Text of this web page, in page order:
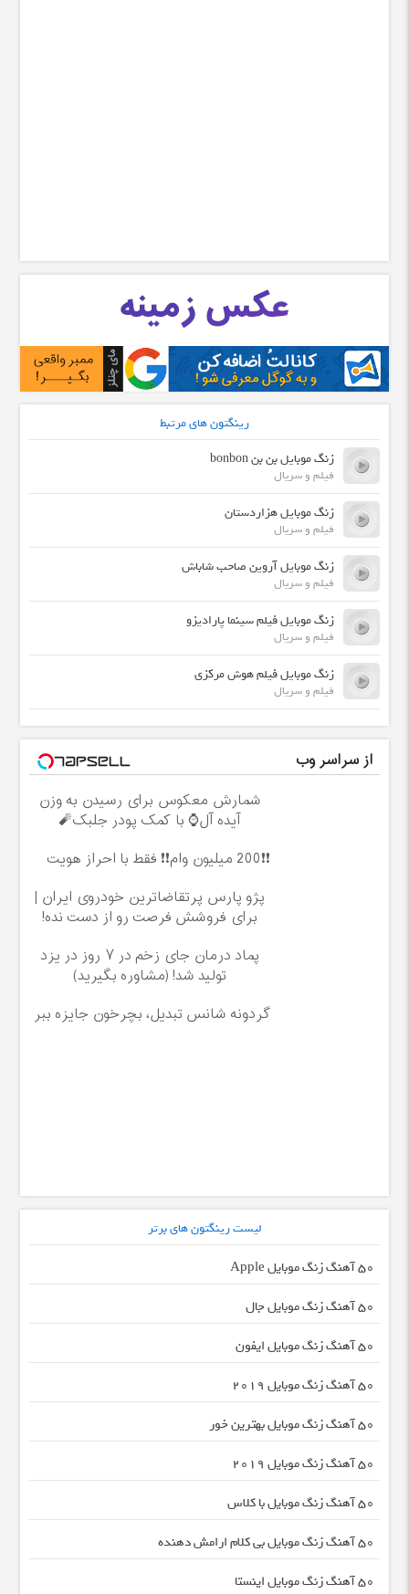
رینگتون های مرتبط
زنگ موبایل بن بن bonbon
فیلم و سریال
زنگ موبایل هزاردستان
فیلم و سریال
زنگ موبایل آروین صاحب شاباش
فیلم و سریال
زنگ موبایل فیلم سینما پارادیزو
فیلم و سریال
زنگ موبایل فیلم هوش مرکزی
فیلم و سریال
از سراسر وب
شمارش معکوس برای رسیدن به وزن
آیده آل⌚ با کمک پودر جلبک🧨
❗❗200 میلیون وام❗❗ فقط با احراز هویت
پژو پارس پرتقاضاترین خودروی ایران |
برای فروشش فرصت رو از دست نده!
پماد درمان جای زخم در ۷ روز در یزد
تولید شد! (مشاوره بگیرید)
گردونه شانس تبدیل، بچرخون جایزه ببر
لیست رینگتون های برتر
50 آهنگ زنگ موبایل Apple
50 آهنگ زنگ موبایل جال
50 آهنگ زنگ موبایل ایفون
50 آهنگ زنگ موبایل 2019
50 آهنگ زنگ موبایل بهترین خور
50 آهنگ زنگ موبایل 2019
50 آهنگ زنگ موبایل با کلاس
50 آهنگ زنگ موبایل بی کلام ارامش دهنده
50 آهنگ زنگ موبایل اینستا